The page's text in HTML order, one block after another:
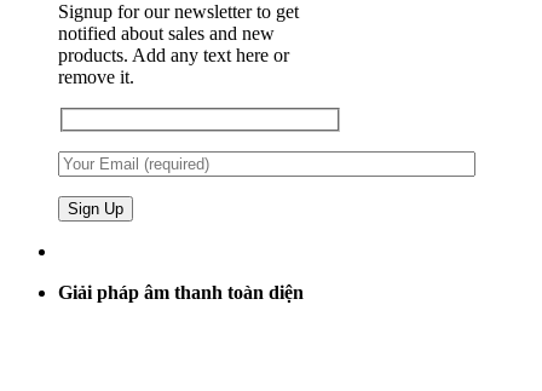
Signup for our newsletter to get
notified about sales and new
products. Add any text here or
remove it.
Giải pháp âm thanh toàn diện